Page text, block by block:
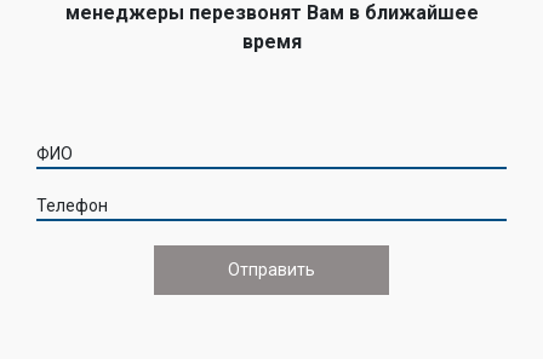
менеджеры перезвонят Вам в ближайшее
время
ФИО
Телефон